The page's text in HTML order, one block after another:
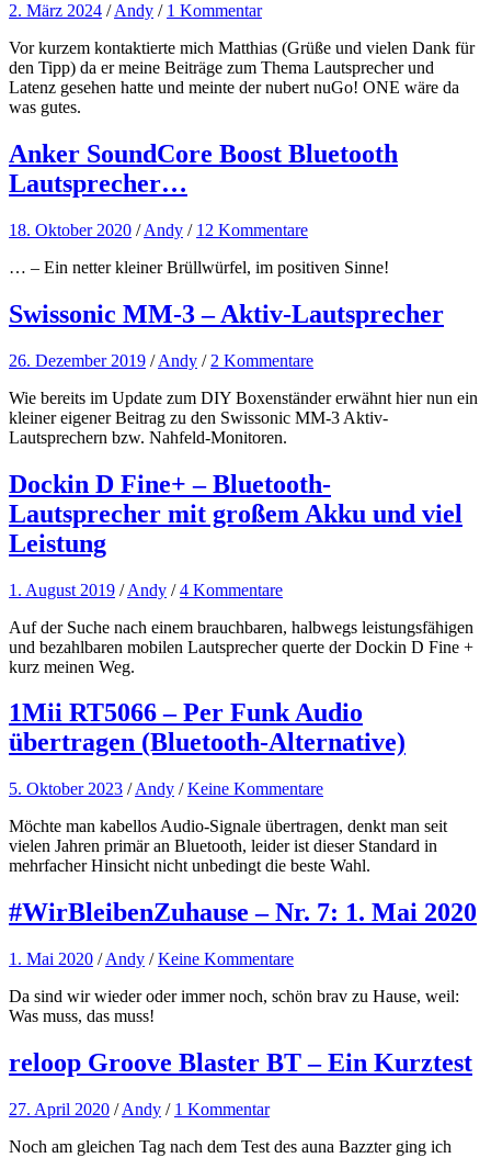
2. März 2024 /Andy / 1 Kommentar
Vor kurzem kontaktierte mich Matthias (Grüße und vielen Dank für
den Tipp) da er meine Beiträge zum Thema Lautsprecher und
Latenz gesehen hatte und meinte der nubert nuGo! ONE wäre da
was gutes.
Anker SoundCore Boost Bluetooth
Lautsprecher…
18. Oktober 2020 /Andy / 12 Kommentare
… – Ein netter kleiner Brüllwürfel, im positiven Sinne!
Swissonic MM-3 – Aktiv-Lautsprecher
26. Dezember 2019 /Andy / 2 Kommentare
Wie bereits im Update zum DIY Boxenständer erwähnt hier nun ein
kleiner eigener Beitrag zu den Swissonic MM-3 Aktiv-
Lautsprechern bzw. Nahfeld-Monitoren.
Dockin D Fine+ – Bluetooth-
Lautsprecher mit großem Akku und viel
Leistung
1. August 2019 /Andy /4 Kommentare
Auf der Suche nach einem brauchbaren, halbwegs leistungsfähigen
und bezahlbaren mobilen Lautsprecher querte der Dockin D Fine +
kurz meinen Weg.
1Mii RT5066 – Per Funk Audio
übertragen (Bluetooth-Alternative)
5. Oktober 2023 /Andy /Keine Kommentare
Möchte man kabellos Audio-Signale übertragen, denkt man seit
vielen Jahren primär an Bluetooth, leider ist dieser Standard in
mehrfacher Hinsicht nicht unbedingt die beste Wahl.
#WirBleibenZuhause – Nr. 7: 1. Mai 2020
1. Mai 2020 /Andy /Keine Kommentare
Da sind wir wieder oder immer noch, schön brav zu Hause, weil:
Was muss, das muss!
reloop Groove Blaster BT – Ein Kurztest
27. April 2020 /Andy / 1 Kommentar
Noch am gleichen Tag nach dem Test des auna Bazzter ging ich